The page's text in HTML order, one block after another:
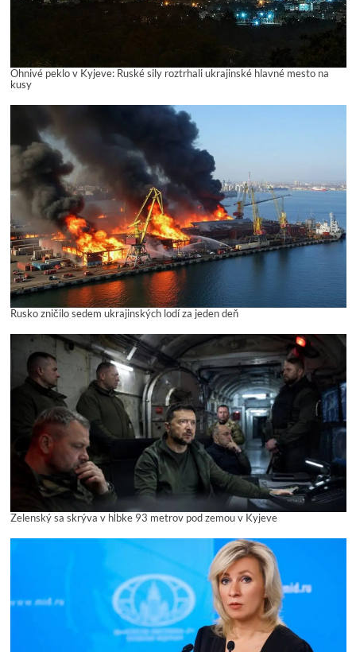
Ohnivé peklo v Kyjeve: Ruské sily roztrhali ukrajinské hlavné mesto na
kusy
Rusko zničilo sedem ukrajinských lodí za jeden deň
Zelenský sa skrýva v hĺbke 93 metrov pod zemou v Kyjeve